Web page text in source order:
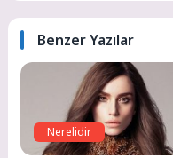
Benzer Yazılar
Nerelidir